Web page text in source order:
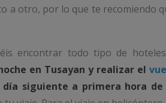
a otro, por lo que te recomiendo
encontrar todo tipo de
en Tusayan y realizar el
siguiente a primera hora de